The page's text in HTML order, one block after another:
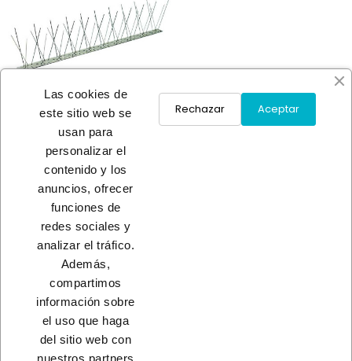
AHUYENTADOR AVES INOX
4,75 €
Las cookies de
este sitio web se
usan para
personalizar el
contenido y los
anuncios, ofrecer
funciones de
redes sociales y
analizar el tráfico.
Además,
compartimos
información sobre
el uso que haga
del sitio web con
nuestros partners
Aceptar
Rechazar